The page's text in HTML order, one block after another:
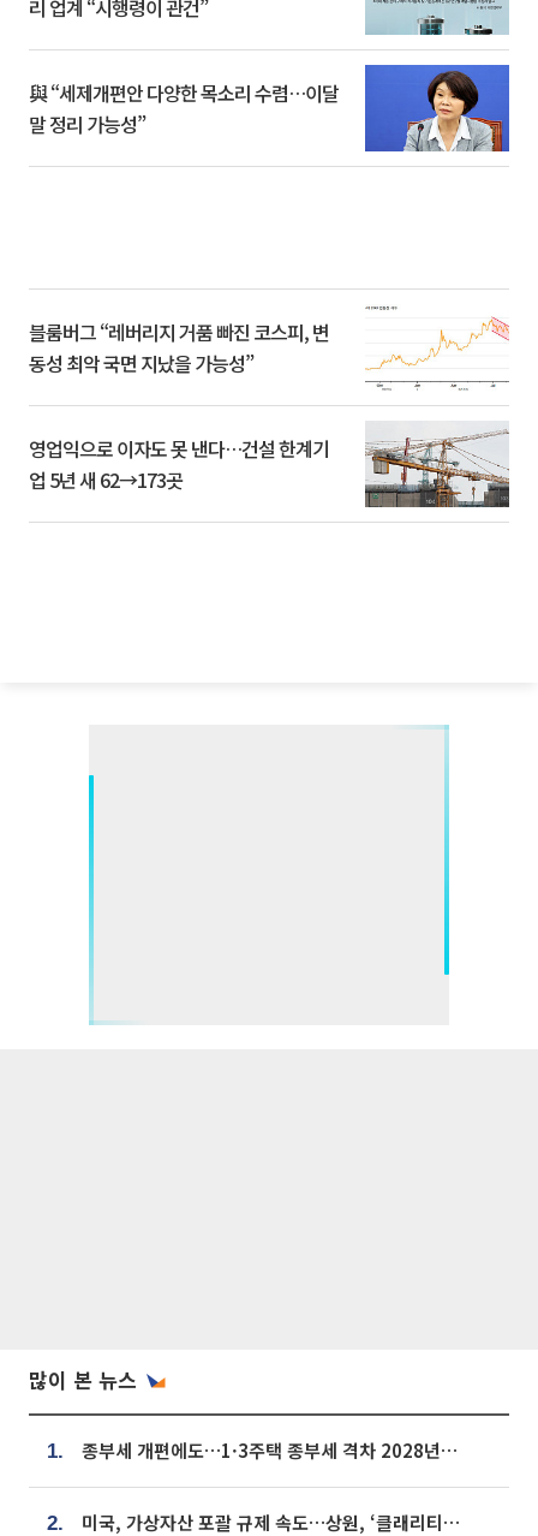
리 업계 “시행령이 관건”
與 “세제개편안 다양한 목소리 수렴…이달
말 정리 가능성”
블룸버그 “레버리지 거품 빠진 코스피, 변
동성 최악 국면 지났을 가능성”
영업익으로 이자도 못 낸다…건설 한계기
업 5년 새 62→173곳
많이 본 뉴스
1. 종부세 개편에도…1·3주택 종부세 격차 2028년부터 확대
2. 미국, 가상자산 포괄 규제 속도…상원, ‘클래리티법’ 9월 절차투표 추진